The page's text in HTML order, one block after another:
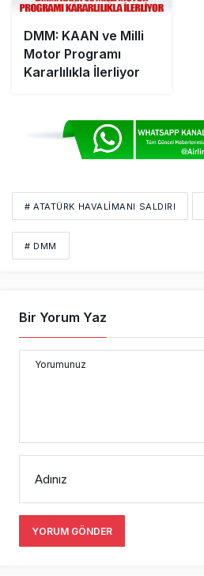
DMM: KAAN ve Milli
Motor Programı
Kararlılıkla İlerliyor
# ATATÜRK HAVALIMANI SALDIRI
# DMM
Bir Yorum Yaz
Yorumunuz
Adınız
YORUM GÖNDER